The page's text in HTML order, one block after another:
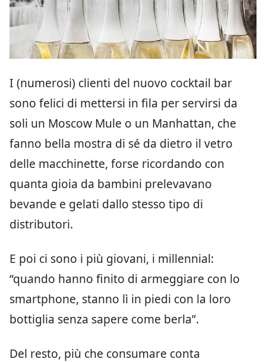
I (numerosi) clienti del nuovo cocktail bar
sono felici di mettersi in fila per servirsi da
soli un Moscow Mule o un Manhattan, che
fanno bella mostra di sé da dietro il vetro
delle macchinette, forse ricordando con
quanta gioia da bambini prelevavano
bevande e gelati dallo stesso tipo di
distributori.
E poi ci sono i più giovani, i millennial:
“quando hanno finito di armeggiare con lo
smartphone, stanno lì in piedi con la loro
bottiglia senza sapere come berla”.
Del resto, più che consumare conta